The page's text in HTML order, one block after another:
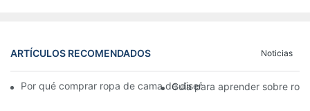
ARTÍCULOS RECOMENDADOS Noticias
Por qué comprar ropa de cama de diseñador para hostelería
Guía para aprender sobre